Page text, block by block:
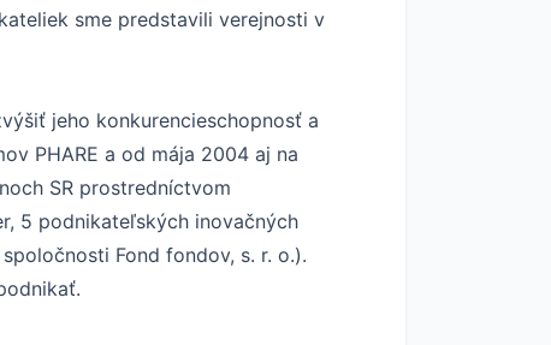
sme predstavili verejnosti v
jeho konkurencieschopnosť a
PHARE a od mája 2004 aj na
SR prostredníctvom
5 podnikateľských inovačných
Fond fondov, s. r. o.).